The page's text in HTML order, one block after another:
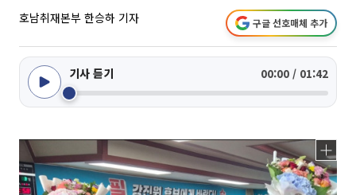
호남취재본부 한승하 기자 구글 선호매체 추가
기사 듣기 00:00 / 01:42